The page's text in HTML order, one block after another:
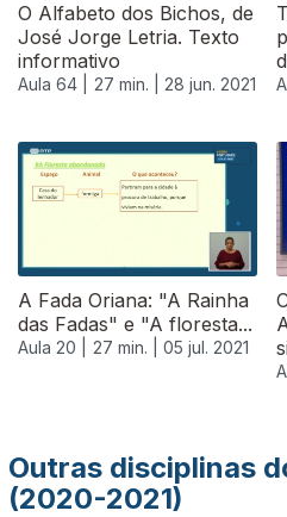
O Alfabeto dos Bichos, de
José Jorge Letria. Texto
informativo
Aula 64 | 27 min. | 28 jun. 2021
A Fada Oriana: "A Rainha
das Fadas" e "A floresta...
Aula 20 | 27 min. | 05 jul. 2021
556035
Outras disciplinas
(2020-2021)